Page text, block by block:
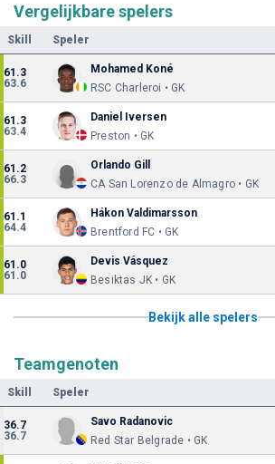
Vergelijkbare spelers
Skill Speler
61.3
63.6
Mohamed Koné
RSC Charleroi • GK
61.3
63.4
Daniel Iversen
Preston • GK
61.2
66.3
Orlando Gill
CA San Lorenzo de Almagro • GK
61.1
64.4
Hákon Valdimarsson
Brentford FC • GK
61.0
61.0
Devis Vásquez
Besiktas JK • GK
Bekijk alle spelers
Teamgenoten
Skill Speler
36.7
36.7
Savo Radanovic
Red Star Belgrade • GK